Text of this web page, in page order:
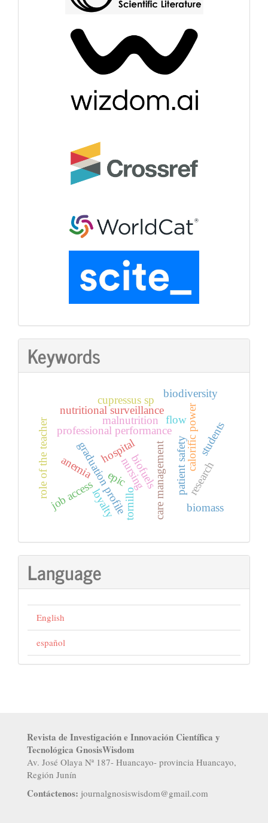
Keywords
care managementpatient safety
nursing
hospital
professional performance
role of the teacher graduation profile
job access research
anemia
malnutrition
nutritional surveillance
cupressus sp
biofuels
calorific power
biomass
tornillo
students
flow
loyalty
epic
biodiversity
Language
English
español
Revista de Investigación e Innovación Científica y
Tecnológica GnosisWisdom
Av. José Olaya Nª 187- Huancayo- provincia Huancayo,
Región Junín
Contáctenos: journalgnosiswisdom@gmail.com